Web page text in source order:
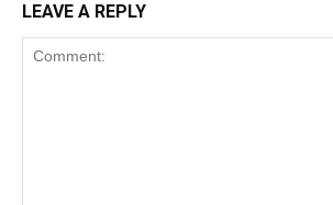
LEAVE A REPLY